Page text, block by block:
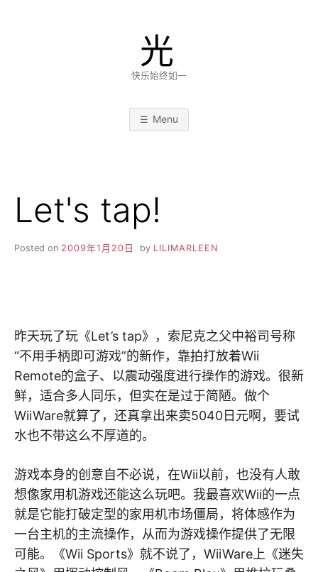
光
快乐始终如一
Menu
Let's tap!
Posted on 2009年1月20日 by LILIMARLEEN
昨天玩了玩《Let’s tap》，索尼克之父中裕司号称
“不用手柄即可游戏”的新作，靠拍打放着Wii
Remote的盒子、以震动强度进行操作的游戏。很新
鲜，适合多人同乐，但实在是过于简陋。做个
WiiWare就算了，还真拿出来卖5040日元啊，要试
水也不带这么不厚道的。
游戏本身的创意自不必说，在Wii以前，也没有人敢
想像家用机游戏还能这么玩吧。我最喜欢Wii的一点
就是它能打破定型的家用机市场僵局，将体感作为
一台主机的主流操作，从而为游戏操作提供了无限
可能。《Wii Sports》就不说了，WiiWare上《迷失